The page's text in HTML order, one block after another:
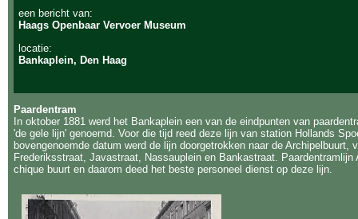
een bericht van:
Haags Openbaar Vervoer Museum
locatie:
Bankaplein, Den Haag
Paardentram
In oktober 1881 werd het Bankaplein een van de eindpunten van
'de gele lijn' genoemd. Voor die tijd reed deze lijn van station Hollands
bovengenoemde datum werd de lijn doorgetrokken naar de Archipelbuurt,
Frederiksstraat, Javastraat, Nassauplein en Bankastraat. Paardentramlijn
chique buurt en daarom deed het beste personeel dienst op deze lijn.